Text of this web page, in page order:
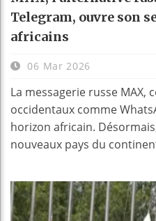
Telegram, ouvre son
africains
06 Mar 2026
La messagerie russe MAX,
occidentaux comme
horizon africain.
nouveaux pays du